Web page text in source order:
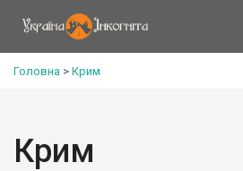
Головна > Крим
Крим